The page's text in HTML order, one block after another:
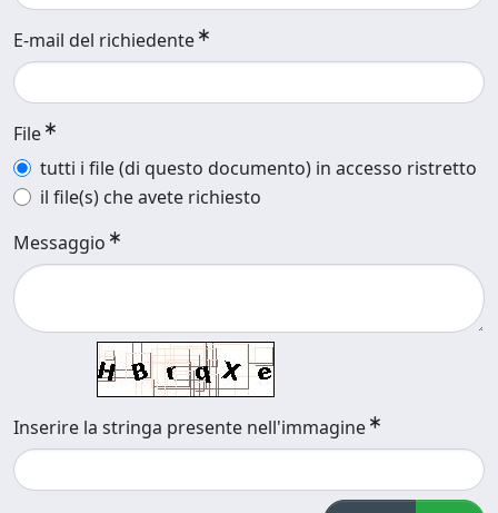
E-mail del richiedente
File
tutti i file (di questo documento) in accesso ristretto
il file(s) che avete richiesto
Messaggio
Inserire la stringa presente nell'immagine